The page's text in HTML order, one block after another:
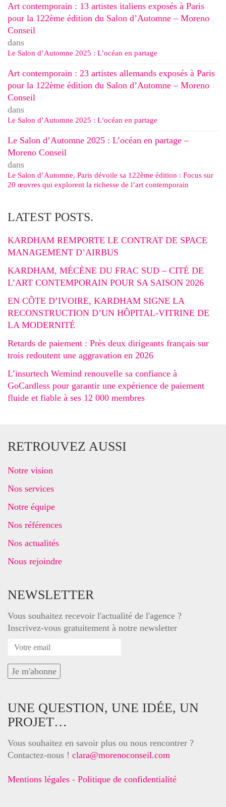
Art contemporain : 13 artistes italiens exposés à Paris
pour la 122ème édition du Salon d’Automne – Moreno
Conseil
dans
Le Salon d’Automne 2025 : L’océan en partage
Art contemporain : 23 artistes allemands exposés à Paris
pour la 122ème édition du Salon d’Automne – Moreno
Conseil
dans
Le Salon d’Automne 2025 : L’océan en partage
Le Salon d’Automne 2025 : L’océan en partage –
Moreno Conseil
dans
Le Salon d’Automne, Paris dévoile sa 122ème édition : Focus sur
20 œuvres qui explorent la richesse de l’art contemporain
LATEST POSTS.
KARDHAM REMPORTE LE CONTRAT DE SPACE
MANAGEMENT D’AIRBUS
KARDHAM, MÉCÈNE DU FRAC SUD – CITÉ DE
L’ART CONTEMPORAIN POUR SA SAISON 2026
EN CÔTE D’IVOIRE, KARDHAM SIGNE LA
RECONSTRUCTION D’UN HÔPITAL-VITRINE DE
LA MODERNITÉ
Retards de paiement : Près deux dirigeants français sur
trois redoutent une aggravation en 2026
L’insurtech Wemind renouvelle sa confiance à
GoCardless pour garantir une expérience de paiement
fluide et fiable à ses 12 000 membres
RETROUVEZ AUSSI
Notre vision
Nos services
Notre équipe
Nos références
Nos actualités
Nous rejoindre
NEWSLETTER
Vous souhaitez recevoir l'actualité de l'agence ?
Inscrivez-vous gratuitement à notre newsletter
UNE QUESTION, UNE IDÉE, UN
PROJET…
Vous souhaitez en savoir plus ou nous rencontrer ?
Contactez-nous ! clara@morenoconseil.com
Mentions légales - Politique de confidentialité